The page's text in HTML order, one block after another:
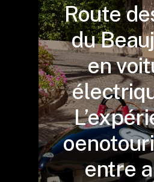
Route
du
en
entre